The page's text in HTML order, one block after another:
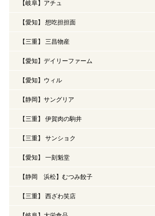
【岐阜】アチュ
【愛知】 想吃担担面
【三重】 三昌物産
【愛知】デイリーファーム
【愛知】ウィル
【静岡】サングリア
【三重】 伊賀肉の駒井
【三重】 サンショク
【愛知】 一刻魁堂
【静岡 浜松】むつみ餃子
【三重】 西ざわ笑店